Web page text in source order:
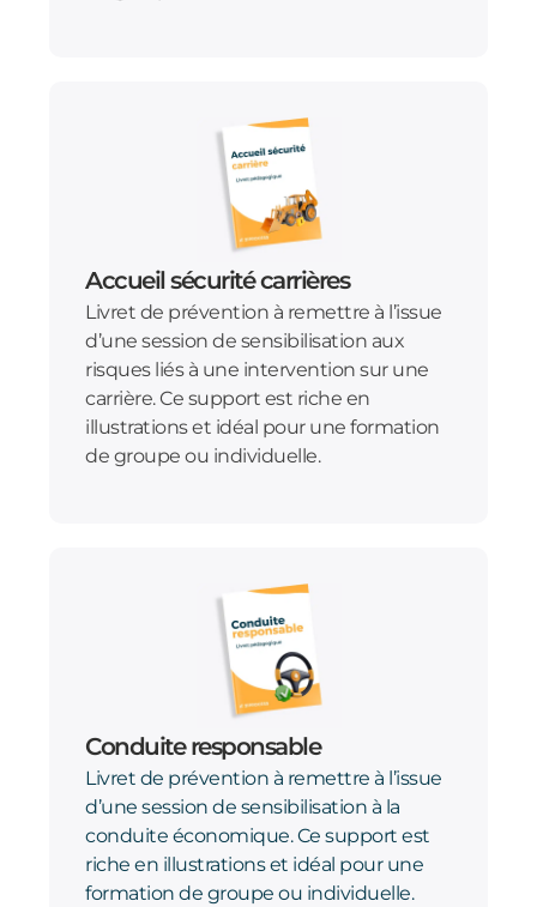
Accueil sécurité carrières
Livret de prévention à remettre à l’issue
d’une session de sensibilisation aux
risques liés à une intervention sur une
carrière. Ce support est riche en
illustrations et idéal pour une formation
de groupe ou individuelle.
Conduite responsable
Livret de prévention à remettre à l’issue
d’une session de sensibilisation à la
conduite économique. Ce support est
riche en illustrations et idéal pour une
formation de groupe ou individuelle.